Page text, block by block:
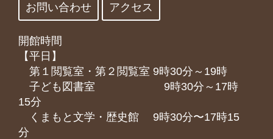
お問い合わせ アクセス
開館時間
【平日】
第１閲覧室・第２閲覧室 9時30分～19時
子ども図書室 9時30分～17時
15分
くまもと⽂学・歴史館 9時30分〜17時15
分